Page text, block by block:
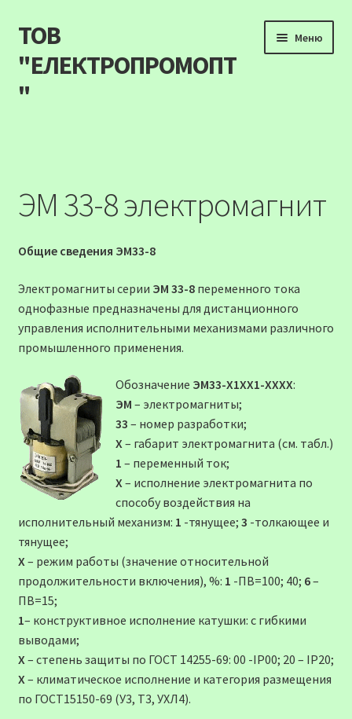
Перейти
до
навігації
Перейти
до
вмісту
ТОВ
"ЕЛЕКТРОПРОМОПТ
"
Меню
Прайс
Контакти
Про компанію
Карта сайту
ЭМ 33-8 электромагнит
Общие сведения ЭМ33-8
Электромагниты серии ЭМ 33-8переменного тока
однофазные предназначены для дистанционного
управления исполнительными механизмами различного
промышленного применения.
Обозначение ЭМ33-Х1ХХ1-ХХХХ:
ЭМ – электромагниты;
33 – номер разработки;
Х– габарит электромагнита (см. табл.)
1 – переменный ток;
Х– исполнение электромагнита по
способу воздействия на
исполнительный механизм: 1 -тянущее; 3 -толкающее и
тянущее;
Х– режим работы (значение относительной
продолжительности включения), %: 1 -ПВ=100; 40; 6–
ПВ=15;
1– конструктивное исполнение катушки: с гибкими
выводами;
Х– степень защиты по ГОСТ 14255-69: 00 -IР00; 20 – IР20;
Х– климатическое исполнение и категория размещения
по ГОСТ15150-69 (У3, Т3, УХЛ4).